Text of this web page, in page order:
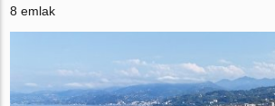
8 emlak